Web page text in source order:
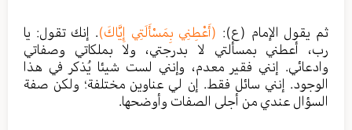
ثم يقول الإمام (ع): (أَعْطِنِي بِمَسْأَلَتِي إِيَّاكَ). إنك تقول: يا
رب، أعطني بمسألتي لا بدرجتي، ولا بملكاتي وصفاتي
وادعائي. إنني فقير معدم، وإنني لست شيئا يُذكر في هذا
الوجود. إنني سائل فقط. إن لي عناوين مختلفة؛ ولكن صفة
السؤال عندي من أجلى الصفات وأوضحها.